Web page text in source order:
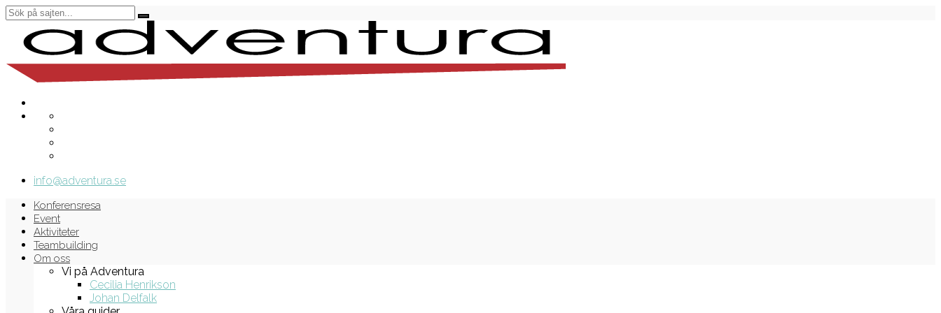
info@adventura.se
Konferensresa
Event
Aktiviteter
Teambuilding
Om oss
Vi på Adventura
Cecilia Henrikson
Johan Delfalk